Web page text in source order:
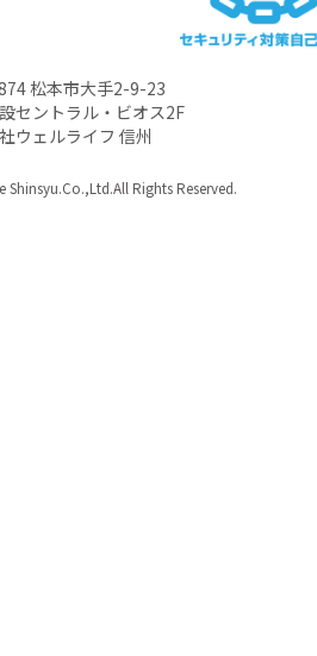
松本市大手2-9-23
セントラル・ビオス2F
ウェルライフ 信州
Shinsyu.Co.,Ltd.All Rights Reserved.